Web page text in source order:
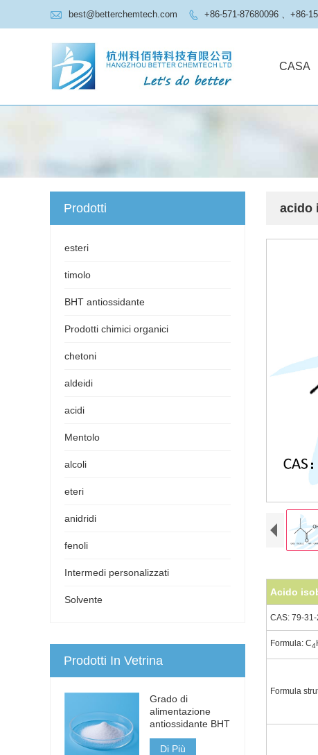
 best@betterchemtech.com  +86-571-87680096 、+86-
CASA
acido
Acido
CAS: 79-31-
Formula: C4
Formula
Prodotti
esteri
timolo
BHT antiossidante
Prodotti chimici organici
chetoni
aldeidi
acidi
Mentolo
alcoli
eteri
anidridi
fenoli
Intermedi personalizzati
Solvente
Prodotti In Vetrina
Grado di
alimentazione
antiossidante BHT
Di Più